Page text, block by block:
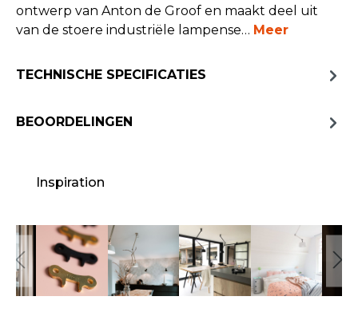
ontwerp van Anton de Groof en maakt deel uit
van de stoere industriële lampense… Meer
TECHNISCHE SPECIFICATIES
BEOORDELINGEN
Inspiration
Afbeeldingengalerij overslaan